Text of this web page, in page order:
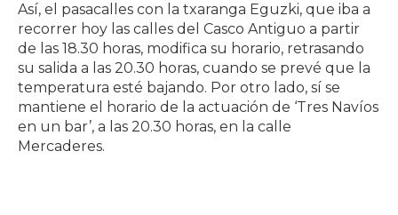
Así, el pasacalles con la txaranga Eguzki, que iba a
recorrer hoy las calles del Casco Antiguo a partir
de las 18.30 horas, modifica su horario, retrasando
su salida a las 20.30 horas, cuando se prevé que la
temperatura esté bajando. Por otro lado, sí se
mantiene el horario de la actuación de ‘Tres Navíos
en un bar’, a las 20.30 horas, en la calle
Mercaderes.